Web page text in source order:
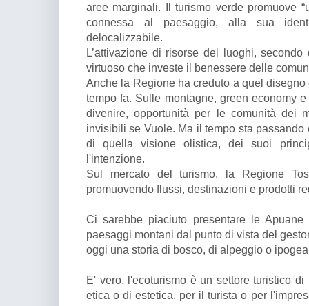
aree marginali. Il turismo verde promuove
connessa al paesaggio, alla sua
delocalizzabile.
L’attivazione di risorse dei luoghi,
virtuoso che investe il benessere delle
Anche la Regione ha creduto a quel
tempo fa. Sulle montagne, green economy
divenire, opportunità per le comunità dei
invisibili se Vuole. Ma il tempo sta
di quella visione olistica, dei suoi
l'intenzione.
Sul mercato del turismo, la Regione
promuovendo flussi, destinazioni e prodotti
Ci sarebbe piaciuto presentare le
paesaggi montani dal punto di vista del
oggi una storia di bosco, di alpeggio o
E' vero, l'ecoturismo è un settore turistico
etica o di estetica, per il turista o per